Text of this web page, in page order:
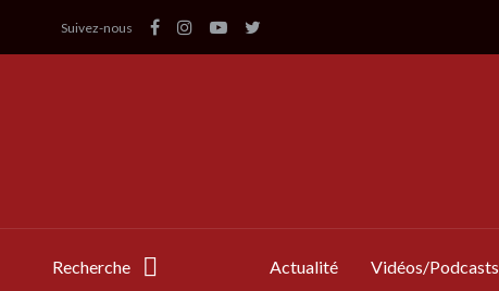
Suivez-nous
Recherche Actualité Vidéos/Podcasts